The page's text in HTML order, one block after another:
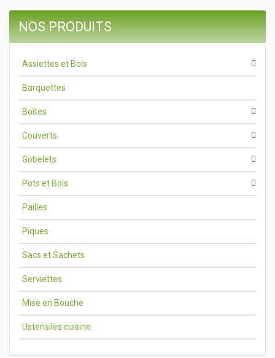
NOS PRODUITS
Assiettes et Bols
Barquettes
Boîtes
Couverts
Gobelets
Pots et Bols
Pailles
Piques
Sacs et Sachets
Serviettes
Mise en Bouche
Ustensiles cuisine